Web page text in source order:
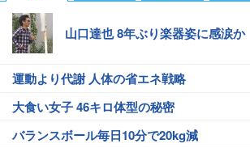
山口達也 8年ぶり楽器姿に感涙か
運動より代謝 人体の省エネ戦略
大食い女子 46キロ体型の秘密
バランスボール毎日10分で20kg減